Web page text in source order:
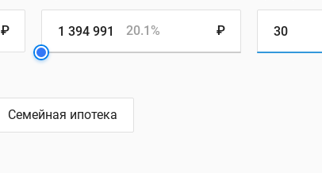
₽ ₽
20.1%
Семейная ипотека